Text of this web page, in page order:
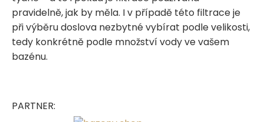
pravidelně, jak by měla. I v případě této filtrace je
při výběru doslova nezbytné vybírat podle velikosti,
tedy konkrétně podle množství vody ve vašem
bazénu.
PARTNER: